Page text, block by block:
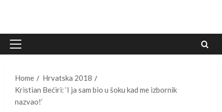
Primary
Home
Hrvatska 2018
Kristian Bećiri: ‘I ja sam bio u šoku kad me izbornik
nazvao!’